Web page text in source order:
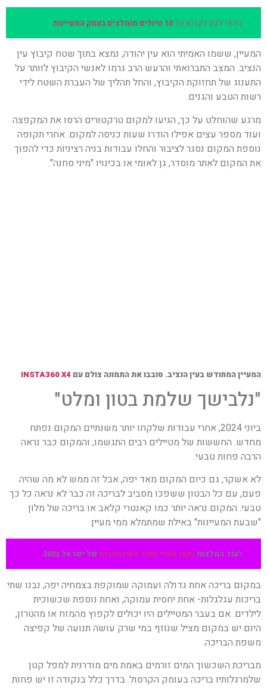
כדאי לכם לקרוא על 10 טיולים מומלצים בעמק המעיינות
המעיין, ששמו האמיתי הוא עין יהודה, נמצא בתוך שטח קיבוץ עין
הנציב. המצב התברואתי והרעש הרב גרמו לאנשי הקיבוץ לוותר על
התענוג של תחזוקת הקיבוץ, והחל תהליך של העברת השטח לידי
רשות הטבע והגנים.
מרגע שהוחלט על כך, הגיעו למקום טרקטורים הרסו את המקפצה
ועוד מספר עצים אפילו הודרו שעות כניסה למקום. אחרי תקופה
נוספת המקום נסגר לציבור והחלו עבודות בניה רציניות כדי להפוך
את המקום לאתר מוסדר, גן לאומי או בכינויו "מיני סחנה".
המעיין המחודש בעין הנציב. סובבו את התמונה צולם עם INSTA360 X4
"נלבישך שלמת בטון ומלט"
ביוני 2024, אחרי עבודות שלקחו יותר משנתיים המקום נפתח
מחדש. החששות של מטיילים רבים התגשמו, והמקום כבר נראה
הרבה פחות טבעי.
לא אשקר, גם כיום המקום מאד יפה, אבל זה ממש לא מה שהיה
פעם, עם כל הבטון ששפכו מסביב לבריכה זה כבר לא נראה כל כך
טבעי. המקום נראה יותר כמו קאנטרי קלאב או בריכה של מלון
"שבעת המעיינות" באילת שמתמלא ממי מעיין.
לעוד המלצותעקבו אחרי עמוד האינסטגרם של ישראל ב360
במקום בריכה אחת גדולה ועמוקה שמוקפת בצמחיה יפה, נבנו שתי
בריכות עגלגלות- אחת יחסית עמוקה, ואחת נוספת שכשוכית
לילדים. אם בעבר המטיילים היו יכולים לקפוץ מהמזח או מהטרזן,
היום יש במקום מציל שנוזף במי שרק עושה תנועה של קפיצה
משפת הבריכה.
מבריכת השכשוך המים זורמים באמת מים מודרנית למפל קטן
שלמרגלותיו בריכה בעומק הקרסול. בדרך כלל בנקודה זו יש פחות